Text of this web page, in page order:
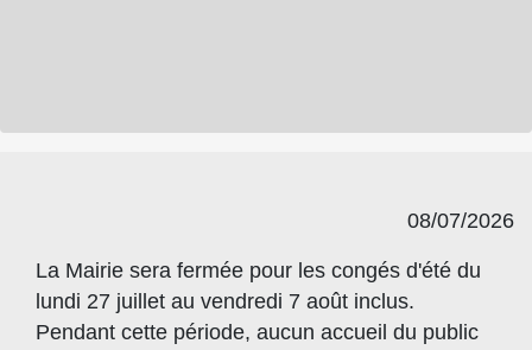
08/07/2026
La Mairie sera fermée pour les congés d'été du
lundi 27 juillet au vendredi 7 août inclus.
Pendant cette période, aucun accueil du public